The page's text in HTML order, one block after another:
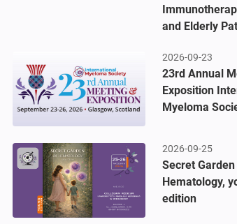
and Elderly
2026-09-23
23rd Annual
Exposition
Myeloma
2026-09-25
Secret
Hematology,
edition